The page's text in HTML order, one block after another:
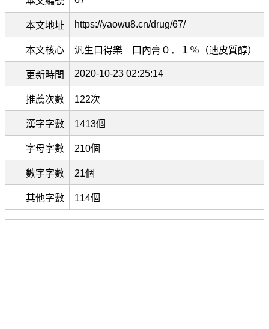
本文地址 https://yaowu8.cn/drug/67/
本文核心 汎生口得樂 口內膏０．１％（迪皮質醇）
更新時間 2020-10-23 02:25:14
推薦次數 122次
漢字字數 1413個
字母字數 210個
數字字數 21個
其他字數 114個